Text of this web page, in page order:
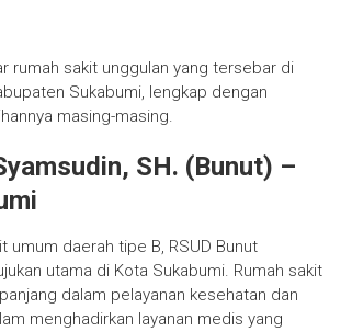
rumah sakit unggulan yang tersebar di
Sukabumi, lengkap dengan
masing-masing.
SH. (Bunut) –
umum daerah tipe B, RSUD Bunut
utama di Kota Sukabumi. Rumah sakit
dalam pelayanan kesehatan dan
menghadirkan layanan medis yang